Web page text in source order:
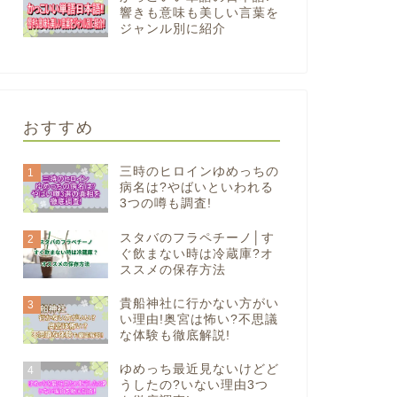
響きも意味も美しい言葉を
ジャンル別に紹介
おすすめ
1
三時のヒロインゆめっちの
病名は?やばいといわれる
3つの噂も調査!
2
スタバのフラペチーノ│す
ぐ飲まない時は冷蔵庫?オ
ススメの保存方法
3
貴船神社に行かない方がい
い理由!奥宮は怖い?不思議
な体験も徹底解説!
4
ゆめっち最近見ないけどど
うしたの?いない理由3つ